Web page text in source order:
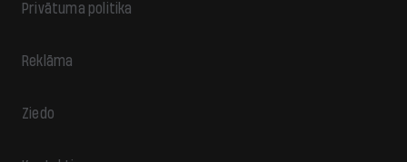
Privātuma politika
Reklāma
Ziedo